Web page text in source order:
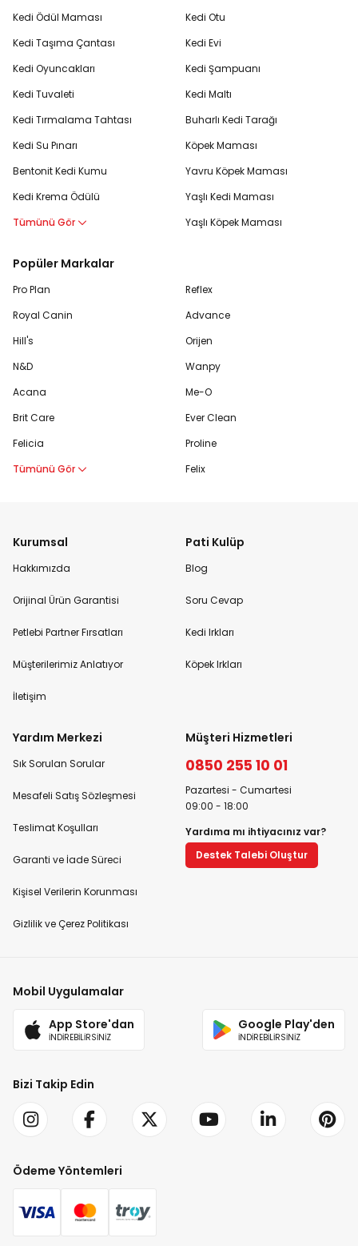
Kedi Ödül Maması
Kedi Taşıma Çantası
Kedi Oyuncakları
Kedi Tuvaleti
Kedi Tırmalama Tahtası
Kedi Su Pınarı
Bentonit Kedi Kumu
Kedi Krema Ödülü
Tümünü Gör
Kedi Otu
Kedi Evi
Kedi Şampuanı
Kedi Maltı
Buharlı Kedi Tarağı
Köpek Maması
Yavru Köpek Maması
Yaşlı Kedi Maması
Yaşlı Köpek Maması
Popüler Markalar
Pro Plan
Royal Canin
Hill's
N&D
Acana
Brit Care
Felicia
Tümünü Gör
Reflex
Advance
Orijen
Wanpy
Me-O
Ever Clean
Proline
Felix
Kurumsal
Hakkımızda
Orijinal Ürün Garantisi
Petlebi Partner Fırsatları
Müşterilerimiz Anlatıyor
İletişim
Pati Kulüp
Blog
Soru Cevap
Kedi Irkları
Köpek Irkları
Yardım Merkezi
Sık Sorulan Sorular
Mesafeli Satış Sözleşmesi
Teslimat Koşulları
Garanti ve İade Süreci
Kişisel Verilerin Korunması
Gizlilik ve Çerez Politikası
Müşteri Hizmetleri
0850 255 10 01
Pazartesi - Cumartesi
09:00 - 18:00
Yardıma mı ihtiyacınız var?
Destek Talebi Oluştur
Mobil Uygulamalar
App Store'dan
İNDİREBİLİRSİNİZ
Google Play'den
İNDİREBİLİRSİNİZ
Bizi Takip Edin
Ödeme Yöntemleri